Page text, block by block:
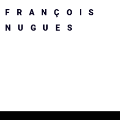
FRANÇOIS
NUGUES